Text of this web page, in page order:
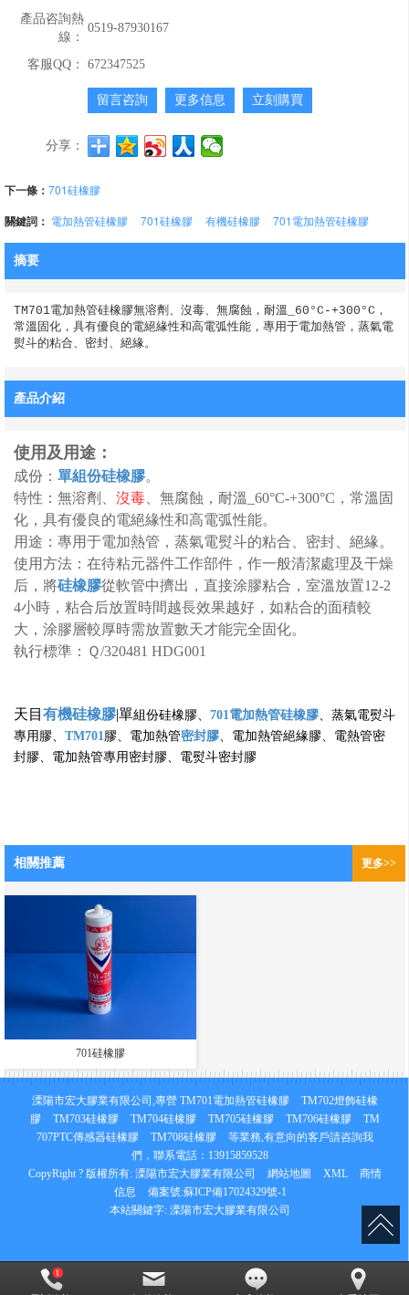
產品咨詢熱
線：
0519-87930167
客服QQ： 672347525
留言咨詢 更多信息 立刻購買
分享：
下一條： 701硅橡膠
關鍵詞： 電加熱管硅橡膠 701硅橡膠 有機硅橡膠 701電加熱管硅橡膠
摘要
TM701電加熱管硅橡膠無溶劑、沒毒、無腐蝕，耐溫_60°C-+300°C，
常溫固化，具有優良的電絕緣性和高電弧性能，專用于電加熱管，蒸氣電
熨斗的粘合、密封、絕緣。
產品介紹
使用及用途：
成份： 單組份硅橡膠。
特性：無溶劑、 沒毒、無腐蝕，耐溫_60°C-+300°C，常溫固
化，具有優良的電絕緣性和高電弧性能。
用途：專用于電加熱管，蒸氣電熨斗的粘合、密封、絕緣。
使用方法：在待粘元器件工作部件，作一般清潔處理及干燥
后，將硅橡膠從軟管中擠出，直接涂膠粘合，室溫放置12-2
4小時，粘合后放置時間越長效果越好，如粘合的面積較
大，涂膠層較厚時需放置數天才能完全固化。
執行標準：Ｑ/320481 HDG001
天目 有機硅橡膠|單組份硅橡膠、 701電加熱管硅橡膠、蒸氣電熨斗
專用膠、 TM701膠、電加熱管密封膠、電加熱管絕緣膠、電熱管密
封膠、電加熱管專用密封膠、電熨斗密封膠
相關推薦 更多>>
701硅橡膠
溧陽市宏大膠業有限公司,專營 TM701電加熱管硅橡膠
TM702燈飾硅橡
膠
TM703硅橡膠 TM704硅橡膠 TM705硅橡膠 TM706硅橡膠
TM
707PTC傳感器硅橡膠
TM708硅橡膠
等業務,有意向的客戶請咨詢我
們，聯系電話： 13915859528
CopyRight ? 版權所有: 溧陽市宏大膠業有限公司 網站地圖 XML
商情
信息
備案號:蘇ICP備17024329號-1
本站關鍵字: 溧陽市宏大膠業有限公司